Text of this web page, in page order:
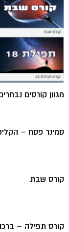
מגוון קורסים
סמינר פסח –
קורס שבת
קורס תפילה –